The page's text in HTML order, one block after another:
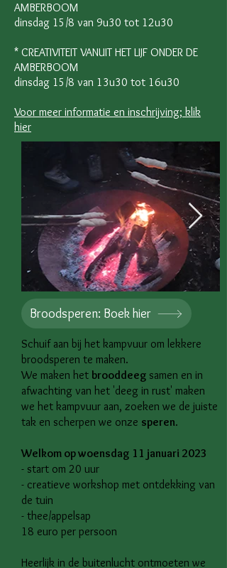
AMBERBOOM
dinsdag 15/8 van 9u30 tot 12u30
* CREATIVITEIT VANUIT HET LIJF ONDER DE
AMBERBOOM
dinsdag 15/8 van 13u30 tot 16u30
Voor meer informatie en inschrijving; klik
hier
Broodsperen: Boek hier
Schuif aan bij het kampvuur om lekkere
broodsperen te maken.
We maken het brooddeeg samen en in
afwachting van het 'deeg in rust' maken
we het kampvuur aan, zoeken we de juiste
tak en scherpen we onze speren.
Welkom op woensdag 11 januari 2023
- start om 20 uur
- creatieve workshop met ontdekking van
de tuin
- thee/appelsap
18 euro per persoon
Heerlijk in de buitenlucht ontmoeten we